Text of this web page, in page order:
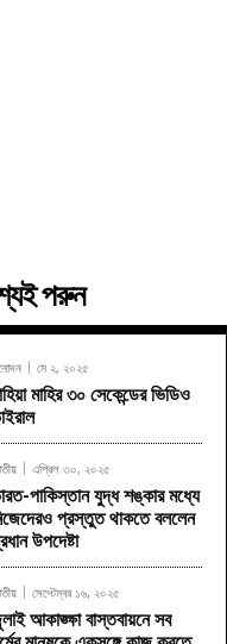
পরুন
মে ২, ২০২৫
মাহির ৩০ সেকেন্ডের ভিডিও
এপ্রিল ৩০, ২০২৫
পাকিস্তান যুদ্ধ শঙ্কার মধ্যে
প্রস্তুত থাকতে বললেন
উপদেষ্টা
সেপ্টেম্বর ১৬, ২০২৫
আকাঙ্ক্ষা বাস্তবায়নে সব